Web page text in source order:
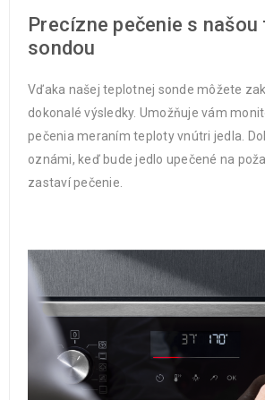
Precízne pečenie s
sondou
Vďaka našej teplotnej sonde môžete
dokonalé výsledky. Umožňuje vám
pečenia meraním teploty vnútri jedla.
oznámi, keď bude jedlo upečené na
zastaví pečenie.